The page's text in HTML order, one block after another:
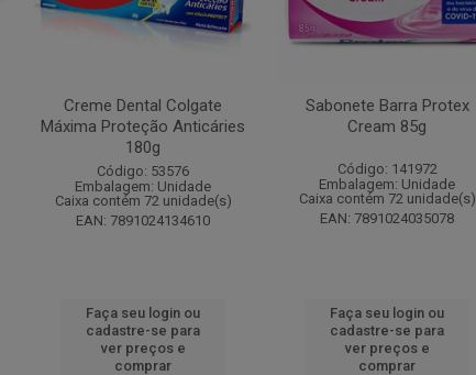
Creme Dental Colgate
Máxima Proteção Anticáries
180g
Código: 53576
Embalagem: Unidade
Caixa contém 72 unidade(s)
EAN: 7891024134610
Faça seu login ou
cadastre-se para
ver preços e
comprar
Sabonete Barra Protex
Cream 85g
Código: 141972
Embalagem: Unidade
Caixa contém 72 unidade(s)
EAN: 7891024035078
Faça seu login ou
cadastre-se para
ver preços e
comprar